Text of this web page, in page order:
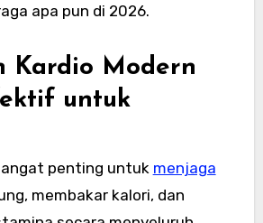
apa pun di 2026.
Kardio Modern
untuk
penting untuk menjaga
membakar kalori, dan